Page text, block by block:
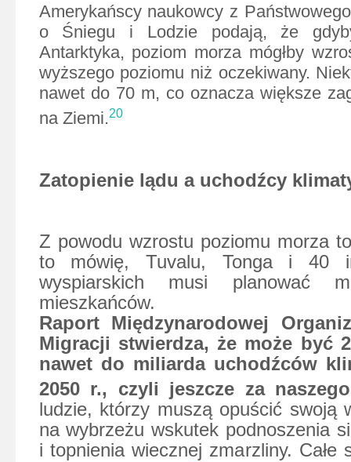
Amerykańscy naukowcy z
o Śniegu i Lodzie podają, że
Antarktyka, poziom morza mógłby
wyższego poziomu niż oczekiwany.
nawet do 70 m, co oznacza większe
na Ziemi.20
Zatopienie lądu a uchodźcy
Z powodu wzrostu poziomu morza
to mówię, Tuvalu, Tonga i 40
wyspiarskich musi planować
mieszkańców.
Raport Międzynarodowej
Migracji stwierdza, że może być
nawet do miliarda uchodźców
2050 r., czyli jeszcze za
ludzie, którzy muszą opuścić swoją
na wybrzeżu wskutek podnoszenia
i topnienia wiecznej zmarzliny. Całe